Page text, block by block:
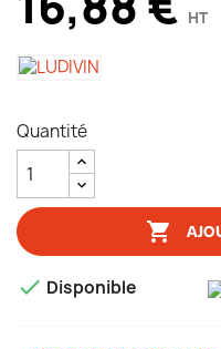
HT
Quantité

 Disponible